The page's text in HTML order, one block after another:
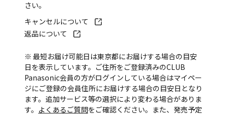
さい。
キャンセルについて
返品について
※ 最短お届け可能日は東京都にお届けする場合の目安
日を表示しています。ご住所をご登録済みのCLUB
Panasonic会員の方がログインしている場合はマイペー
ジにご登録の会員住所にお届けする場合の目安日となり
ます。追加サービス等の選択により変わる場合がありま
す。 よくあるご質問をご確認ください。また、発売予定